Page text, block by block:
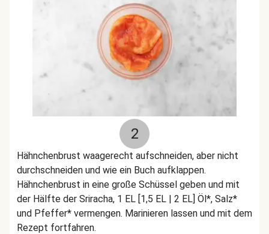
2
Hähnchenbrust waagerecht aufschneiden, aber nicht
durchschneiden und wie ein Buch aufklappen.
Hähnchenbrust in eine große Schüssel geben und mit
der Hälfte der Sriracha, 1 EL [1,5 EL | 2 EL] Öl*, Salz*
und Pfeffer* vermengen. Marinieren lassen und mit dem
Rezept fortfahren.